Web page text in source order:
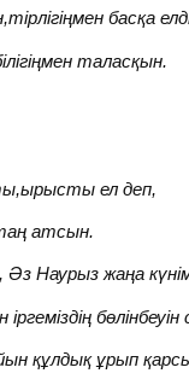
басқа
таласқын.
ел деп,
атсын.
жаңа күнім
бөлінбеуін
ұрып қарсы